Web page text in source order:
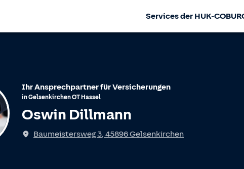
Services der HUK-
Ihr Ansprechpartner für Versicherungen
inGelsenkirchenOT Hassel
Oswin Dillmann
Baumeistersweg 3, 45896Gelsenkirchen